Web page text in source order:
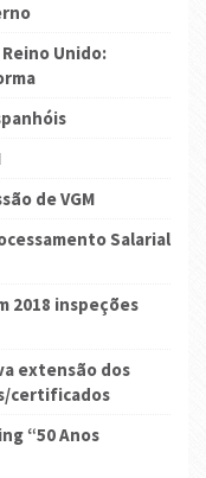
Unido:
de VGM
Salarial
2018 inspeções
extensão dos
certificados
“50 Anos